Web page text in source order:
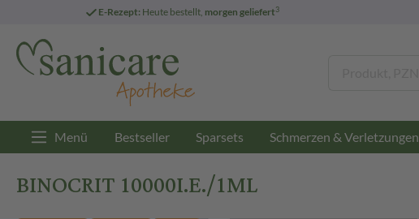
E-Rezept: Heute bestellt, morgen geliefert3
Menü Bestseller Sparsets Schmerzen & Verletzungen
BINOCRIT 10000I.E./1ML